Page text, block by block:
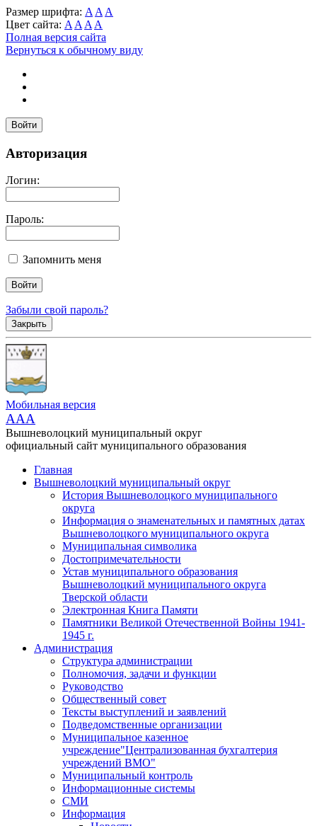
Размер шрифта: A A A
Цвет сайта: A A A A
Полная версия сайта
Вернуться к обычному виду
Войти
Авторизация
Логин:
Пароль:
Запомнить меня
Забыли свой пароль?
Закрыть
Мобильная версия
AAA
Вышневолоцкий муниципальный округ
официальный сайт муниципального образования
Главная
Вышневолоцкий муниципальный округ
История Вышневолоцкого муниципального
округа
Информация о знаменательных и памятных датах
Вышневолоцкого муниципального округа
Муниципальная символика
Достопримечательности
Устав муниципального образования
Вышневолоцкий муниципального округа
Тверской области
Электронная Книга Памяти
Памятники Великой Отечественной Войны 1941-
1945 г.
Администрация
Структура администрации
Полномочия, задачи и функции
Руководство
Общественный совет
Тексты выступлений и заявлений
Подведомственные организации
Муниципальное казенное
учреждение"Централизованная бухгалтерия
учреждений ВМО"
Муниципальный контроль
Информационные системы
СМИ
Информация